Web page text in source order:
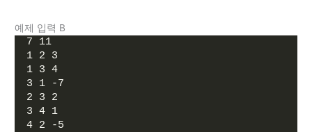
예제 입력 B
7 11
1 2 3
1 3 4
3 1 -7
2 3 2
3 4 1
4 2 -5